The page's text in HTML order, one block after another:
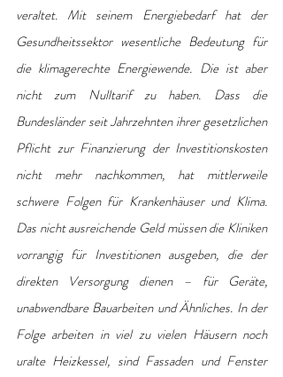
veraltet. Mit seinem Energiebedarf hat der
Gesundheitssektor wesentliche Bedeutung für
die klimagerechte Energiewende. Die ist aber
nicht zum Nulltarif zu haben. Dass die
Bundesländer seit Jahrzehnten ihrer gesetzlichen
Pflicht zur Finanzierung der Investitionskosten
nicht mehr nachkommen, hat mittlerweile
schwere Folgen für Krankenhäuser und Klima.
Das nicht ausreichende Geld müssen die Kliniken
vorrangig für Investitionen ausgeben, die der
direkten Versorgung dienen – für Geräte,
unabwendbare Bauarbeiten und Ähnliches. In der
Folge arbeiten in viel zu vielen Häusern noch
uralte Heizkessel, sind Fassaden und Fenster